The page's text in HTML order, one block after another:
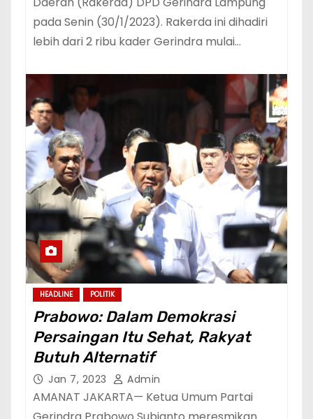
pada Senin (30/1/2023). Rakerda ini dihadiri
lebih dari 2 ribu kader Gerindra mulai…
HEADLINE POLITIK
Prabowo: Dalam Demokrasi
Persaingan Itu Sehat, Rakyat
Butuh Alternatif
Jan 7, 2023 Admin
AMANAT JAKARTA— Ketua Umum Partai